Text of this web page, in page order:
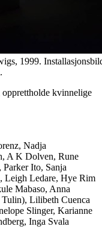
1999.
opprettholde kvinnelige
Nadja
A K Dolven, Rune
Ito, Sanja
Leigh Ledare, Hye Rim
Mabaso, Anna
Tulin), Lilibeth Cuenca
Slinger, Karianne
Inga Svala